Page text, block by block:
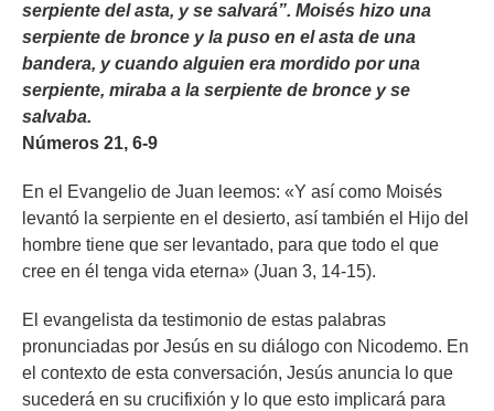
serpiente del asta, y se salvará”. Moisés hizo una
serpiente de bronce y la puso en el asta de una
bandera, y cuando alguien era mordido por una
serpiente, miraba a la serpiente de bronce y se
salvaba.
Números 21, 6-9
En el Evangelio de Juan leemos: «Y así como Moisés
levantó la serpiente en el desierto, así también el Hijo del
hombre tiene que ser levantado, para que todo el que
cree en él tenga vida eterna» (Juan 3, 14-15).
El evangelista da testimonio de estas palabras
pronunciadas por Jesús en su diálogo con Nicodemo. En
el contexto de esta conversación, Jesús anuncia lo que
sucederá en su crucifixión y lo que esto implicará para